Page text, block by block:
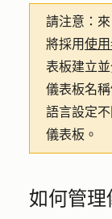
請注意：
將採用使
表板建立
儀表板名
語言設定
儀表板。
如何管理